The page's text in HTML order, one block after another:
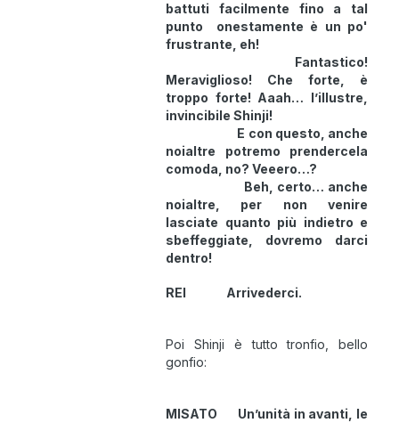
battuti facilmente fino a tal
punto onestamente è un po'
frustrante, eh!
Fantastico!
Meraviglioso! Che forte, è
troppo forte! Aaah… l’illustre,
invincibile Shinji!
E con questo, anche
noialtre potremo prendercela
comoda, no? Veeero…?
Beh, certo… anche
noialtre, per non venire
lasciate quanto più indietro e
sbeffeggiate, dovremo darci
dentro!
REI Arrivederci.
Poi Shinji è tutto tronfio, bello
gonfio:
MISATO Un’unità in avanti, le